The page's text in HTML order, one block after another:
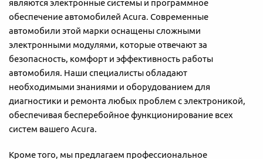
являются электронные системы и программное
обеспечение автомобилей Acura. Современные
автомобили этой марки оснащены сложными
электронными модулями, которые отвечают за
безопасность, комфорт и эффективность работы
автомобиля. Наши специалисты обладают
необходимыми знаниями и оборудованием для
диагностики и ремонта любых проблем с электроникой,
обеспечивая бесперебойное функционирование всех
систем вашего Acura.
Кроме того, мы предлагаем профессиональное